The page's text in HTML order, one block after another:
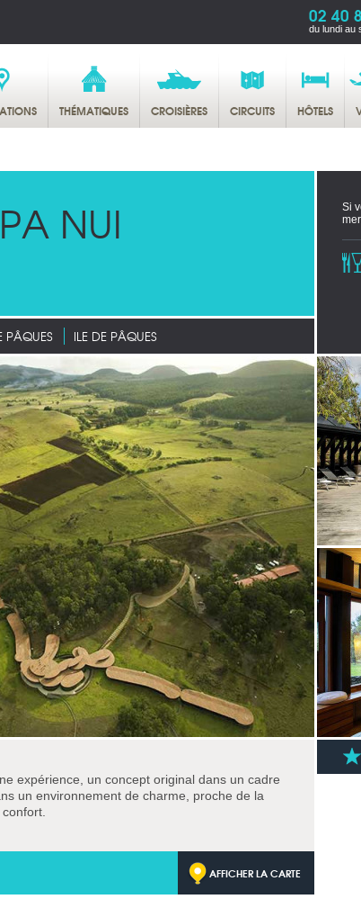
02 40
du lundi au
THÉMATIQUES CROISIÈRES CIRCUITS HÔTELS
NUI
PÂQUES ILE DE PÂQUES
Si
expérience, un concept original dans un cadre
un environnement de charme, proche de la
AFFICHER LA CARTE